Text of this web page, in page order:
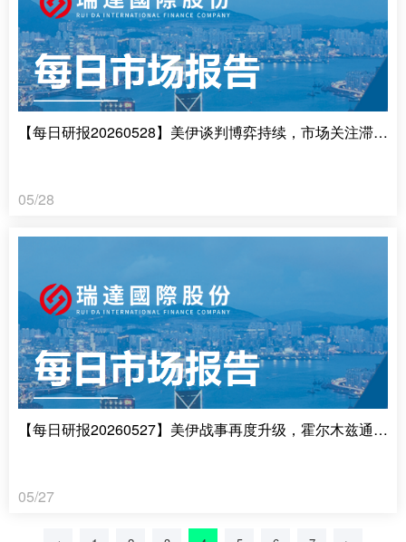
【每日研报20260528】美伊谈判博弈持续，市场关注滞涨风险
05/28
【每日研报20260527】美伊战事再度升级，霍尔木兹通行仍受阻
05/27